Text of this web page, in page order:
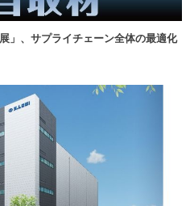
」、サプライチェーン全体の最適化